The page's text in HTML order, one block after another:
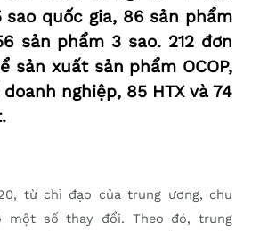
quốc gia, 86 sản phẩm
sản phẩm 3 sao. 212 đơn
sản xuất sản phẩm OCOP,
nghiệp, 85 HTX và 74
từ chỉ đạo của trung ương, chu
một số thay đổi. Theo đó, trung